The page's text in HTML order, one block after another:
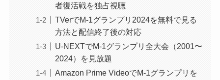
者復活戦を独占視聴
TVerでM-1グランプリ2024を無料で見る
方法と配信終了後の対応
U-NEXTでM-1グランプリ全大会（2001〜
2024）を見放題
Amazon Prime VideoでM-1グランプリを